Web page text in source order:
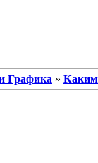
Графика » Каким